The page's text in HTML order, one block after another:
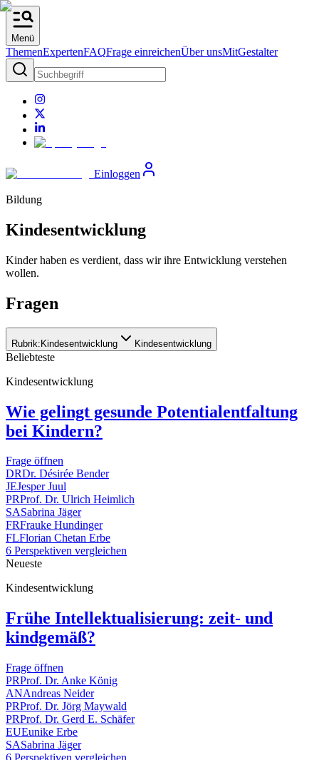
Menü
ThemenExpertenFAQFrage einreichenÜber unsMitGestalter
Einloggen
Bildung
Kindesentwicklung
Kinder haben es verdient, dass wir ihre Entwicklung verstehen
wollen.
Fragen
Rubrik:Kindesentwicklung Kindesentwicklung
Beliebteste
Kindesentwicklung
Wie gelingt gesunde Potentialentfaltung
bei Kindern?
Frage öffnen
DRDr. Désirée Bender
JEJesper Juul
PRProf. Dr. Ulrich Heimlich
SASabrina Jäger
FRFrauke Hundinger
FLFlorian Chetan Erbe
6 Perspektiven vergleichen
Neueste
Kindesentwicklung
Frühe Intellektualisierung: zeit- und
kindgemäß?
Frage öffnen
PRProf. Dr. Anke König
ANAndreas Neider
PRProf. Dr. Jörg Maywald
PRProf. Dr. Gerd E. Schäfer
EUEunike Erbe
SASabrina Jäger